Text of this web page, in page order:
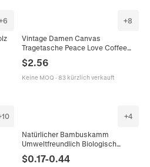
6 +8
Vintage Damen Canvas
Tragetasche Peace Love Coffee
Druck Handtasche Casual Große
Kapazität Shopper Schultertasche
Öko Stofftasche
$2.56
Keine MOQ · 83 kürzlich verkauft
10 +4
Natürlicher Bambuskamm
Umweltfreundlich Biologisch
Hotel Einweg Feinzahn Tragbar
$0.17-0.44